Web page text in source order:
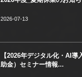
2026-07-13
【2026年デジタル化・AI
助金）セミナー情報...